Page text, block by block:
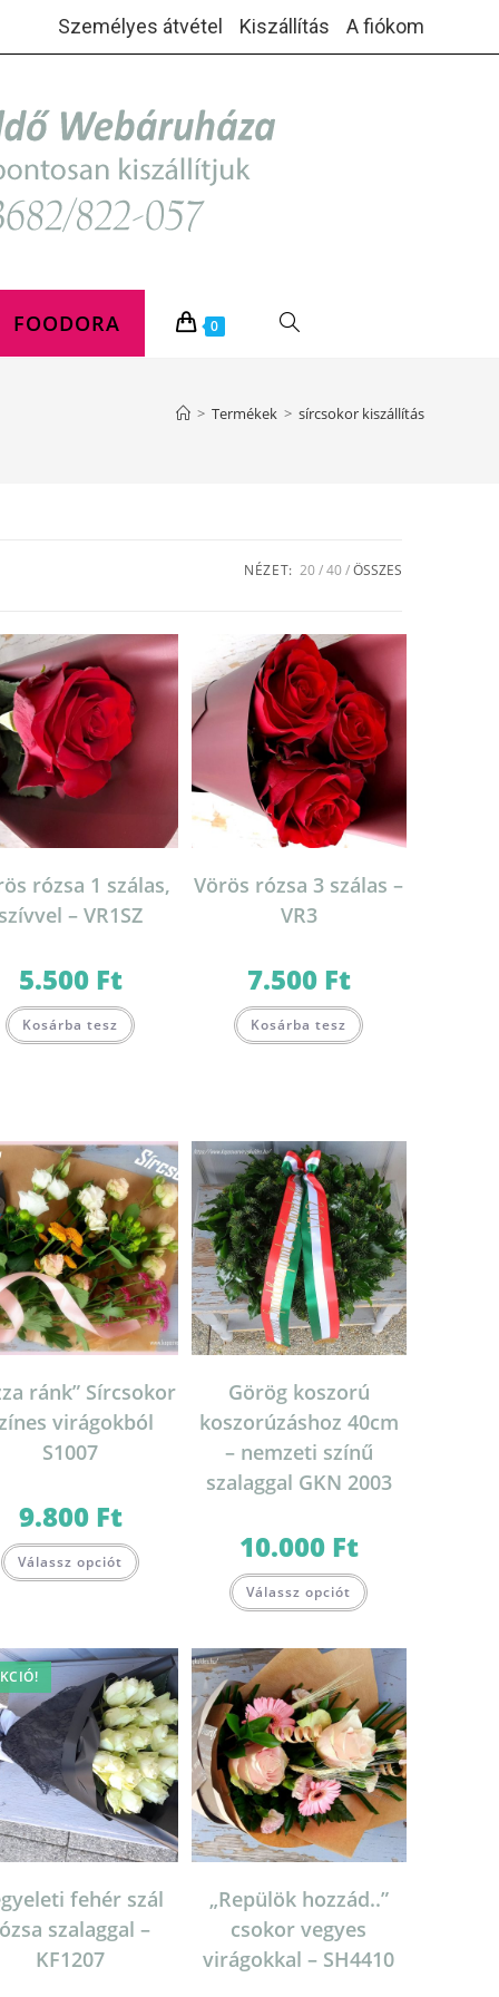
Személyes átvétel Kiszállítás A fiókom
FOODORA 0 TOGGLE
> Termékek > sírcsokor kiszállítás
NÉZET: 20 40 ÖSSZES
rózsa 1 szálas,
szívvel – VR1SZ
5.500 Ft
Kosárba tesz
Vörös rózsa 3 szálas –
VR3
7.500 Ft
Kosárba tesz
ránk” Sírcsokor
virágokból
S1007
9.800 Ft
Válassz opciót
Görög koszorú
koszorúzáshoz 40cm
– nemzeti színű
szalaggal GKN 2003
10.000 Ft
Válassz opciót
fehér szál
szalaggal –
KF1207
„Repülök hozzád..”
csokor vegyes
virágokkal – SH4410